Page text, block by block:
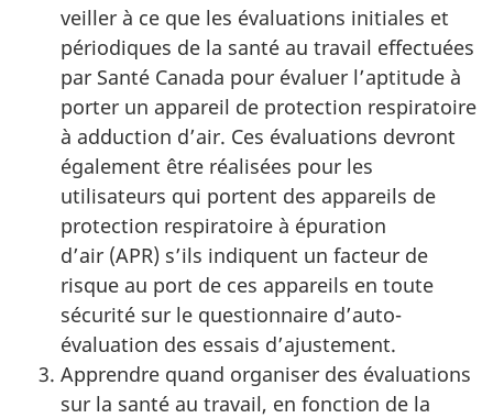
veiller à ce que les évaluations initiales et
périodiques de la santé au travail effectuées
par Santé Canada pour évaluer l’aptitude à
porter un appareil de protection respiratoire
à adduction d’air. Ces évaluations devront
également être réalisées pour les
utilisateurs qui portent des appareils de
protection respiratoire à épuration
d’air (APR) s’ils indiquent un facteur de
risque au port de ces appareils en toute
sécurité sur le questionnaire d’auto-
évaluation des essais d’ajustement.
Apprendre quand organiser des évaluations
sur la santé au travail, en fonction de la